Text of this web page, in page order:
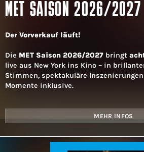
MET SAISON 2026/2027
Der Vorverkauf läuft!
Die MET Saison 2026/2027 bringt
live aus New York ins Kino – in
Stimmen, spektakuläre
Momente inklusive.
MEHR INFOS